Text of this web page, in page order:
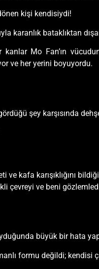
kişi kendisiydi!
karanlık bataklıktan
Mo Fan’ın
ve her yerini boyuyordu.
şey karşısında
ve kafa karışıklığını
çevreyi ve beni
büyük bir hata
formu değildi;